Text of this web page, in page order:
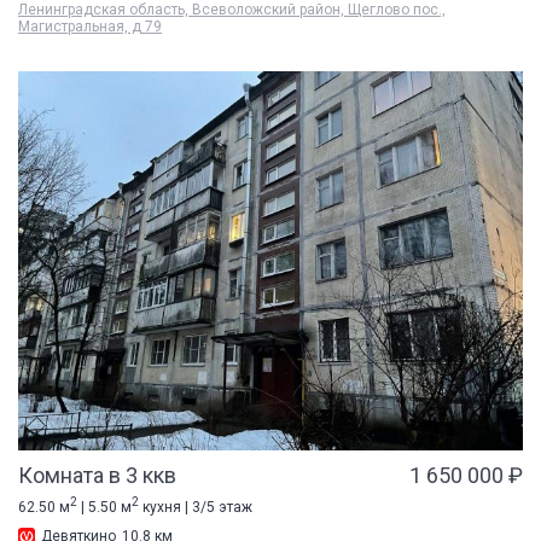
Ленинградская область, Всеволожский район, Щеглово пос.,
Магистральная, д 79
Комната в 3 ккв 1 650 000 ₽
62.50 м2 | 5.50 м2 кухня | 3/5 этаж
Девяткино 10.8 км